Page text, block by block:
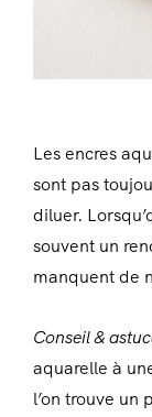
Les encres
sont pas
diluer.
souvent un
manquent de
Conseil &
aquarelle à
l’on trouve un